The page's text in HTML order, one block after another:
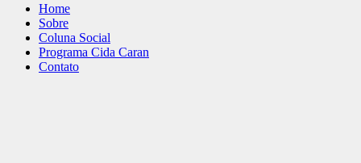
Home
Sobre
Coluna Social
Programa Cida Caran
Contato